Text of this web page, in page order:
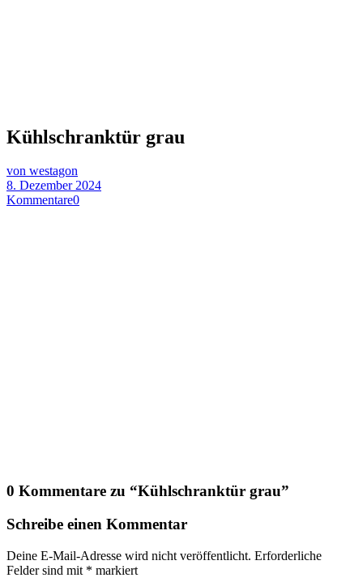
Kühlschranktür grau
von westagon
8. Dezember 2024
Kommentare0
0 Kommentare zu “Kühlschranktür grau”
Schreibe einen Kommentar
Deine E-Mail-Adresse wird nicht veröffentlicht. Erforderliche
Felder sind mit * markiert